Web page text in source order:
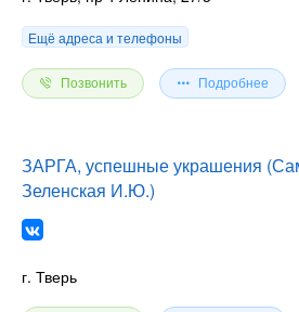
Ещё адреса и телефоны
Позвонить Подробнее
ЗАРГА, успешные украшения
Зеленская И.Ю.)
г. Тверь